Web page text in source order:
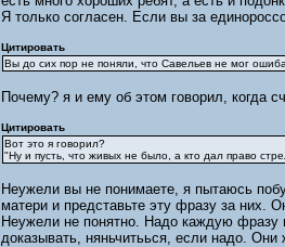
Я только согласен. Если вы за
Цитировать
Вы до сих пор не поняли, что Савельев не мог
Почему? я и ему об этом говорил, когда
Цитировать
Вот это я говорил?
"Ну и пусть, что живых не было, а кто дал право
Неужели вы не понимаете, я пытаюсь
матери и представьте эту фразу за них.
Неужели не понятно. Надо каждую фразу
доказывать, няньчитьься, если надо.